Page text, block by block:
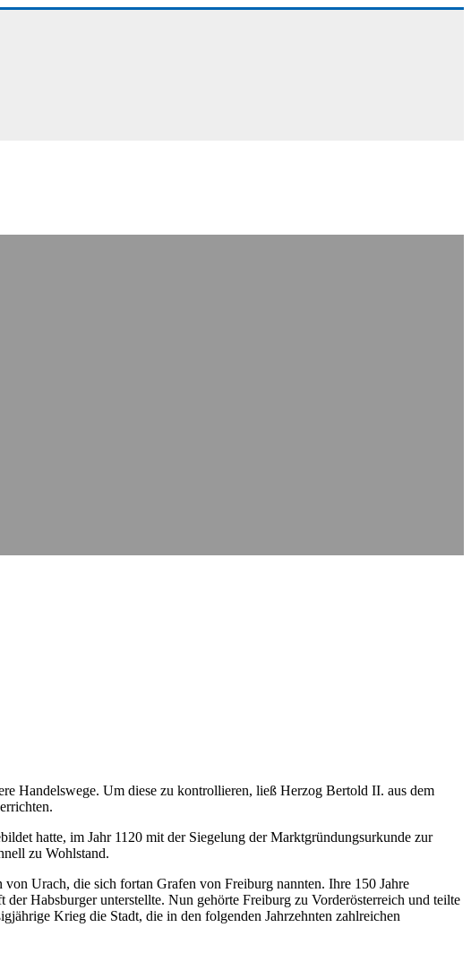
Handelswege. Um diese zu kontrollieren, ließ Herzog Bertold II. aus dem
hatte, im Jahr 1120 mit der Siegelung der Marktgründungsurkunde zur
zu Wohlstand.
Urach, die sich fortan Grafen von Freiburg nannten. Ihre 150 Jahre
Habsburger unterstellte. Nun gehörte Freiburg zu Vorderösterreich und teilte
Krieg die Stadt, die in den folgenden Jahrzehnten zahlreichen